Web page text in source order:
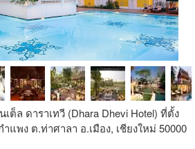
ต็ล ดาราเทวี (Dhara Dhevi Hotel) ที่ตั้ง
แพง ต.ท่าศาลา อ.เมือง, เชียงใหม่ 50000